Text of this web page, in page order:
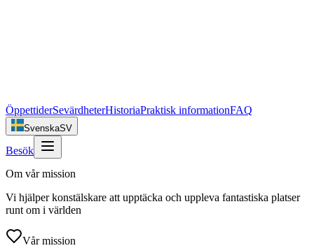
ÖppettiderSevärdheterHistoriaPraktisk informationFAQ
SvenskaSV
Besök
Om vår mission
Vi hjälper konstälskare att upptäcka och uppleva fantastiska platser
runt om i världen
Vår mission